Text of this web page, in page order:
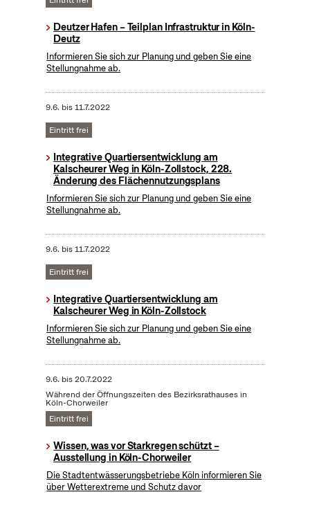
Deutzer Hafen – Teilplan Infrastruktur in Köln-
Deutz
Informieren Sie sich zur Planung und geben Sie eine
Stellungnahme ab.
9.6. bis11.7.2022
Eintritt frei
Integrative Quartiersentwicklung am
Kalscheurer Weg in Köln-Zollstock, 228.
Änderung des Flächennutzungsplans
Informieren Sie sich zur Planung und geben Sie eine
Stellungnahme ab.
9.6. bis11.7.2022
Eintritt frei
Integrative Quartiersentwicklung am
Kalscheurer Weg in Köln-Zollstock
Informieren Sie sich zur Planung und geben Sie eine
Stellungnahme ab.
9.6. bis20.7.2022
Während der Öffnungszeiten des Bezirksrathauses in
Köln-Chorweiler
Eintritt frei
Wissen, was vor Starkregen schützt –
Ausstellung in Köln-Chorweiler
Die Stadtentwässerungsbetriebe Köln informieren Sie
über Wetterextreme und Schutz davor